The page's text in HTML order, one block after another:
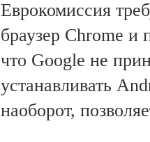
Еврокомиссия
браузер Chrome
что Google не
устанавливать
наоборот,